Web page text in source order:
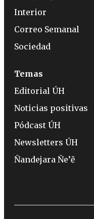
Interior
Correo Semanal
Sociedad
Temas
Editorial ÚH
Noticias positivas
Pódcast ÚH
Newsletters ÚH
Ñandejara Ñe’ẽ